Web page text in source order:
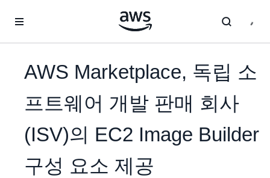
AWS Marketplace, 독립 소
프트웨어 개발 판매 회사
(ISV)의 EC2 Image Builder
구성 요소 제공